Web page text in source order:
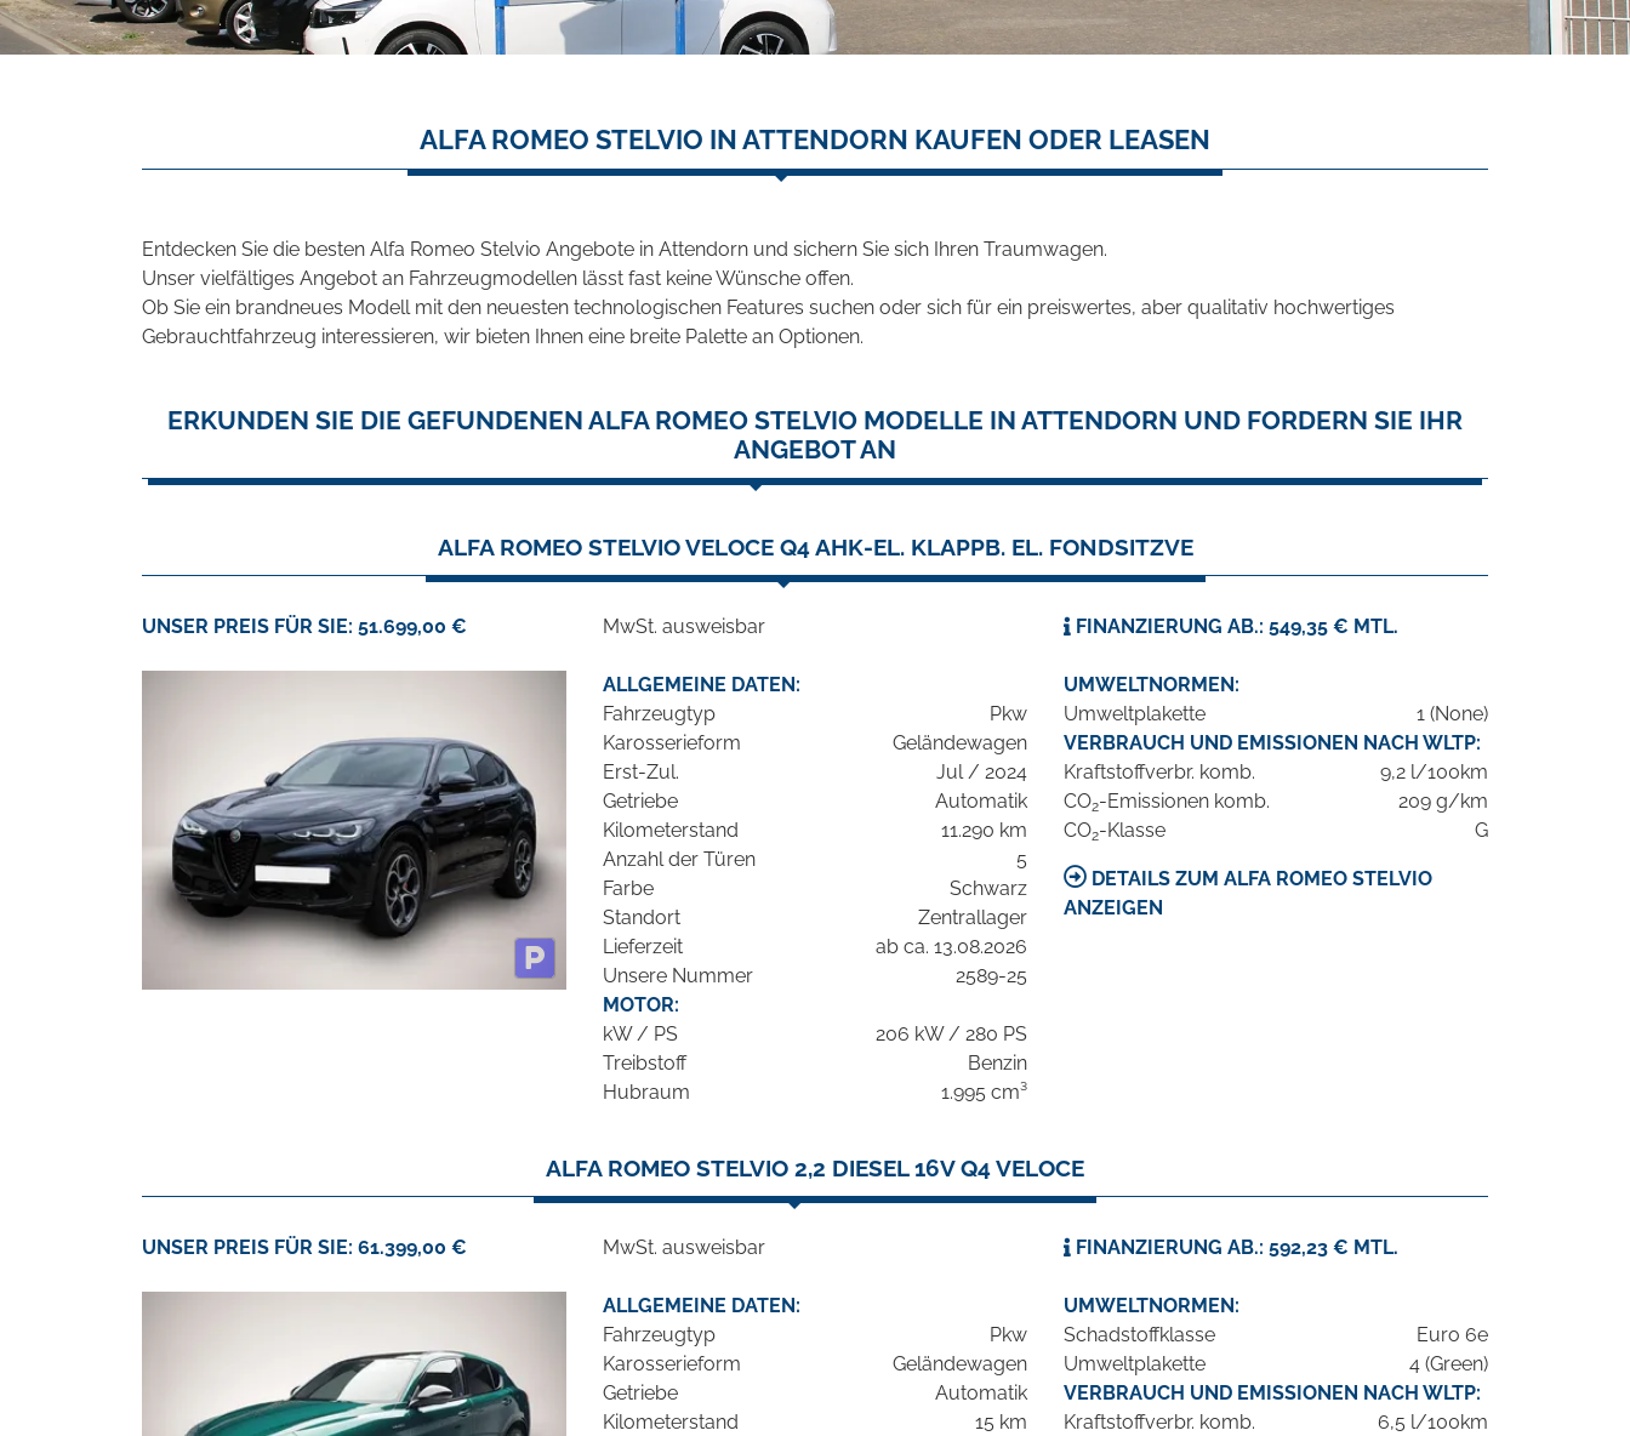
ALFA ROMEO STELVIO IN ATTENDORN KAUFEN ODER LEASEN
Entdecken Sie die besten Alfa Romeo Stelvio Angebote in Attendorn und sichern Sie sich Ihren Traumwagen.
Unser vielfältiges Angebot an Fahrzeugmodellen lässt fast keine Wünsche offen.
Ob Sie ein brandneues Modell mit den neuesten technologischen Features suchen oder sich für ein preiswertes, aber qualitativ hochwertiges
Gebrauchtfahrzeug interessieren, wir bieten Ihnen eine breite Palette an Optionen.
ERKUNDEN SIE DIE GEFUNDENEN ALFA ROMEO STELVIO MODELLE IN ATTENDORN UND FORDERN SIE IHR
ANGEBOT AN
ALFA ROMEO STELVIO VELOCE Q4 AHK-EL. KLAPPB. EL. FONDSITZVE
UNSER PREIS FÜR SIE: 51.699,00 € MwSt. ausweisbar FINANZIERUNG AB.: 549,35 € MTL.
ALLGEMEINE DATEN:
Fahrzeugtyp
Pkw
Karosserieform
Geländewagen
Erst-Zul.
Jul / 2024
Getriebe
Automatik
Kilometerstand
11.290 km
Anzahl der Türen
5
Farbe
Schwarz
Standort
Zentrallager
Lieferzeit
ab ca. 13.08.2026
Unsere Nummer
2589-25
MOTOR:
kW / PS
206 kW / 280 PS
Treibstoff
Benzin
Hubraum
1.995 cm³
UMWELTNORMEN:
Umweltplakette
1 (None)
VERBRAUCH UND EMISSIONEN NACH WLTP:
Kraftstoffverbr. komb.
9,2 l/100km
CO2-Emissionen komb.
209 g/km
CO2-Klasse G
DETAILS ZUM ALFA ROMEO STELVIO
ANZEIGEN
ALFA ROMEO STELVIO 2,2 DIESEL 16V Q4 VELOCE
UNSER PREIS FÜR SIE: 61.399,00 € MwSt. ausweisbar FINANZIERUNG AB.: 592,23 € MTL.
ALLGEMEINE DATEN:
Fahrzeugtyp
Pkw
Karosserieform
Geländewagen
Getriebe
Automatik
Kilometerstand
15 km
UMWELTNORMEN:
Schadstoffklasse
Euro 6e
Umweltplakette
4 (Green)
VERBRAUCH UND EMISSIONEN NACH WLTP:
Kraftstoffverbr. komb.
6,5 l/100km